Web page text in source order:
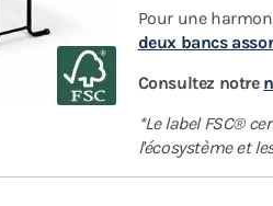
Pour une
deux bancs
Consultez notre
*Le label FSC®
l'écosystème et